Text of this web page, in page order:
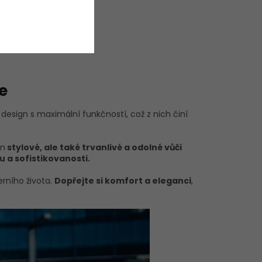
s maximální funkčností, což z nich činí
stylové, ale také trvanlivé a odolné vůči
a sofistikovanosti.
života. Dopřejte si komfort a eleganci,